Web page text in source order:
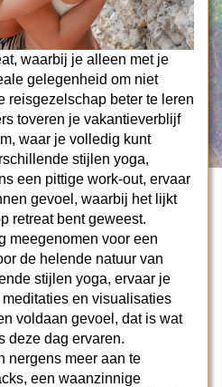
waarbij je alleen met je
gelegenheid om niet
reisgezelschap beter te leren
toveren je vakantieverblijf
waar je volledig kunt
stijlen yoga,
een pittige work-out, ervaar
gevoel, waarbij het lijkt
retreat bent geweest.
meegenomen voor een
de helende natuur van
stijlen yoga, ervaar je
en visualisaties
voldaan gevoel, dat is wat
deze dag ervaren.
nergens meer aan te
een waanzinnige